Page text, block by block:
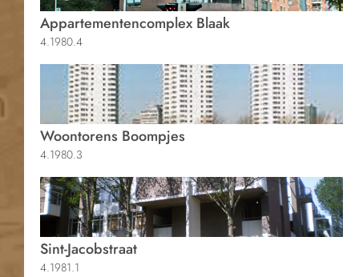
Appartementencomplex Blaak
4.1980.4
Woontorens Boompjes
4.1980.3
Sint-Jacobstraat
4.1981.1